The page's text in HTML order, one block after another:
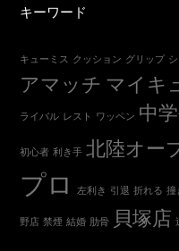
キーワード
キューミス クッション グリップ
アマッチ マイキ
ライバル レスト ワッペン 中
初心者 利き手 北陸オー
プロ
左利き 引退 折れる 撞
野店 禁煙 結婚 肋骨 貝塚店